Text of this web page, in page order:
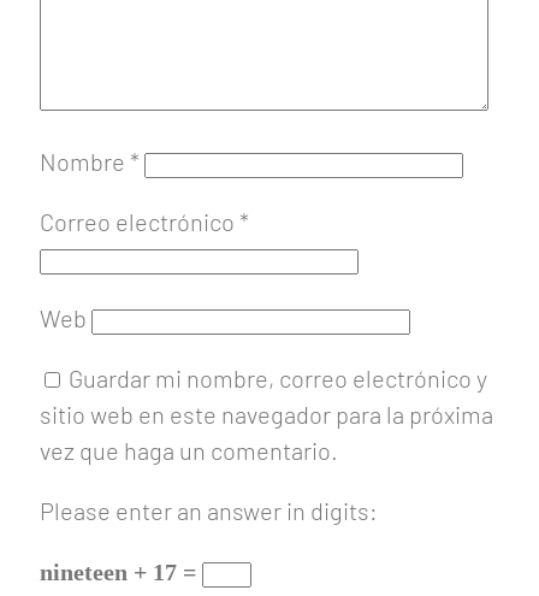
Nombre *
Correo electrónico *
Web
Guardar mi nombre, correo electrónico y
sitio web en este navegador para la próxima
vez que haga un comentario.
Please enter an answer in digits:
nineteen + 17 =